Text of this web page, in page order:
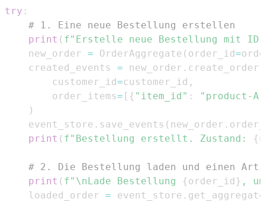
try :
# 1. Eine neue Bestellung erstellen
print ( f"Erstelle neue Bestellung mit
    new_order
= OrderAggregate ( order_id=
    created_events
= new_order . create_order
        customer_id
=customer_id ,
        order_items
= [ { "item_id" :
"product-A"
)
    event_store
. save_events ( new_order .
print ( f"Bestellung erstellt. Zustand: {
# 2. Die Bestellung laden und einen
print ( f"\nLade Bestellung {order_id } ,
    loaded_order
= event_store .